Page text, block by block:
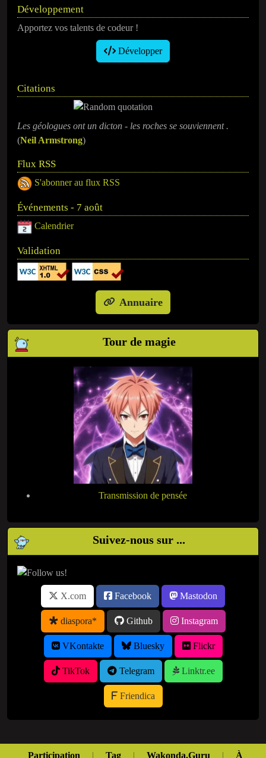
Développement
Apportez vos talents de codeur !
Développer
Citations
Les géologues ont un dicton - les roches se souviennent .
(Neil Armstrong)
Flux RSS
S'abonner au flux RSS
Événements - 7 août
Calendrier
Validation
Annuaire
Tour de magie
Transmission de pensée
Suivez-nous sur ...
X.com Facebook Mastodon
diaspora* Github Instagram
VKontakte Bluesky Flickr
TikTok Telegram Linktr.ee
Friendica
Participation | Tag | Wakonda.Guru | À